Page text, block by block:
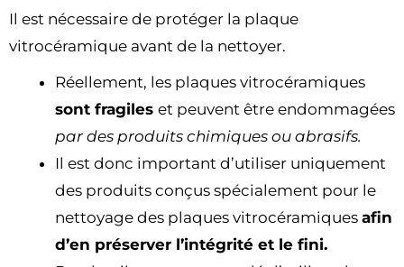
Il est nécessaire de protéger la plaque
vitrocéramique avant de la nettoyer.
Réellement, les plaques vitrocéramiques
sont fragiles et peuvent être endommagées
par des produits chimiques ou abrasifs.
Il est donc important d’utiliser uniquement
des produits conçus spécialement pour le
nettoyage des plaques vitrocéramiques afin
d’en préserver l’intégrité et le fini.